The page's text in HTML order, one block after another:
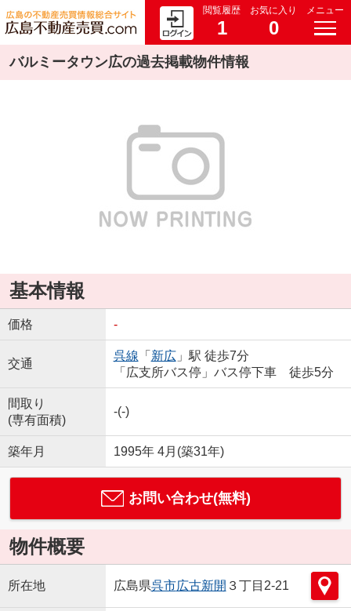
閲覧履歴
1
お気に入り
0
メニュー
バルミータウン広の過去掲載物件情報
基本情報
価格 -
交通
呉線 「 新広」駅 徒歩7分
「広支所バス停」バス停下車 徒歩5分
間取り
(専有面積)
-(-)
築年月 1995年 4月(築31年)
お問い合わせ(無料)
物件概要
所在地 広島県呉市広古新開 ３丁目2-21